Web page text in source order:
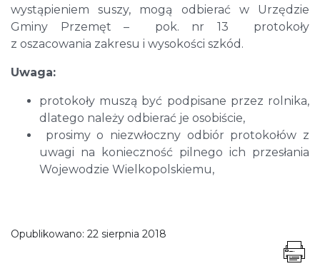
wystąpieniem suszy, mogą odbierać w Urzędzie
Gminy Przemęt – pok. nr 13 protokoły
z oszacowania zakresu i wysokości szkód.
Uwaga:
protokoły muszą być podpisane przez rolnika,
dlatego należy odbierać je osobiście,
prosimy o niezwłoczny odbiór protokołów z
uwagi na konieczność pilnego ich przesłania
Wojewodzie Wielkopolskiemu,
Opublikowano: 22 sierpnia 2018